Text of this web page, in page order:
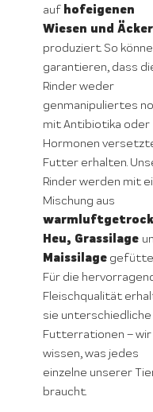
auf hofeigenen
Wiesen und
produziert. So
garantieren, dass
Rinder weder
genmanipuliertes
mit Antibiotika oder
Hormonen
Futter erhalten.
Rinder werden mit
Mischung aus
Heu, Grassilage
Maissilage
Für die
Fleischqualität
sie unterschiedliche
Futterrationen – wir
wissen, was jedes
einzelne unserer
braucht.